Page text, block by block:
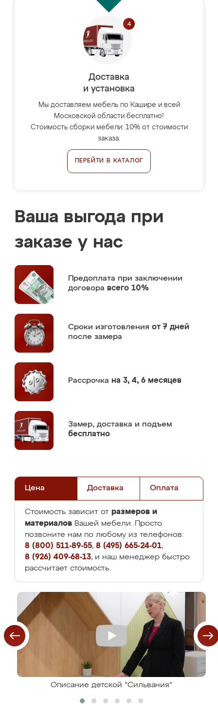
Доставка
и установка
Мы доставляем мебель по Кашире и всей
Московской области бесплатно!
Стоимость сборки мебели: 10% от стоимости
заказа.
ПЕРЕЙТИ В КАТАЛОГ
Ваша выгода при
заказе у нас
Предоплата при заключении
договора всего 10%
Сроки изготовления от 7 дней
после замера
Рассрочка на 3, 4, 6 месяцев
Замер, доставка и подъем
бесплатно
Цена Доставка Оплата
Стоимость зависит от размеров и
материалов Вашей мебели. Просто
позвоните нам по любому из телефонов:
8 (800) 511-89-55, 8 (495) 665-24-01,
8 (926) 409-68-13, и наш менеджер быстро
рассчитает стоимость.
Описание детской "Сильвания"